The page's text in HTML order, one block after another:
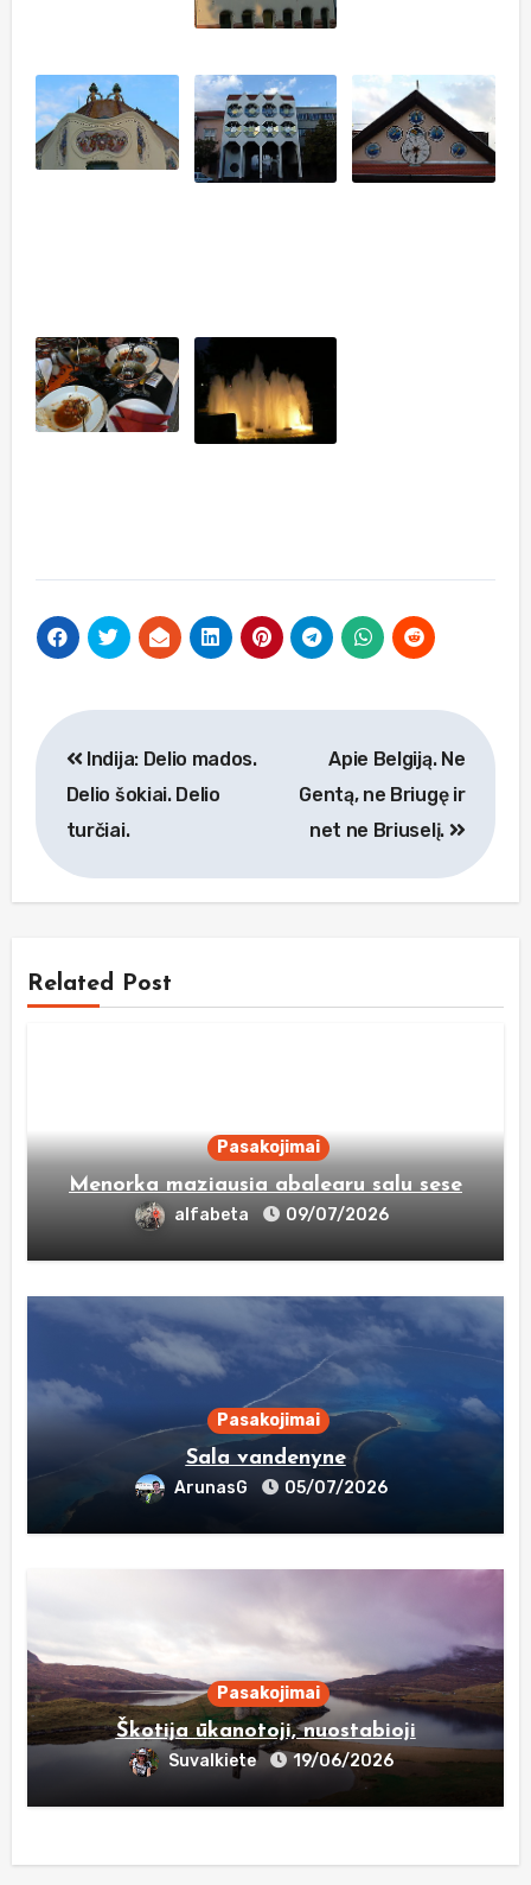
Navigacija
tarp
įrašų
Indija: Delio mados.
Delio šokiai. Delio
turčiai.
Apie Belgiją. Ne
Gentą, ne Briugę ir
net ne Briuselį.
Related Post
Pasakojimai
Menorka maziausia abalearu salu sese
alfabeta 09/07/2026
Pasakojimai
Sala vandenyne
ArunasG 05/07/2026
Pasakojimai
Škotija ūkanotoji, nuostabioji
Suvalkiete 19/06/2026